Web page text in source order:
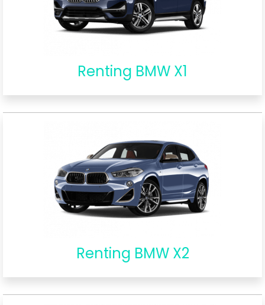
Renting BMW X1
Renting BMW X2